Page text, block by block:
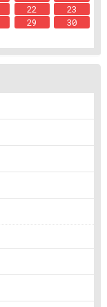
22
23
29
30